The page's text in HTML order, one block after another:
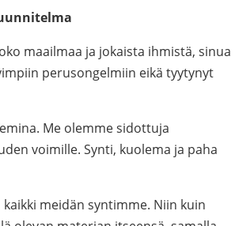
maailmaa ja jokaista ihmistä, sinua
perusongelmiin eikä tyytynyt
Me olemme sidottuja
voimille. Synti, kuolema ja paha
meidän syntimme. Niin kuin